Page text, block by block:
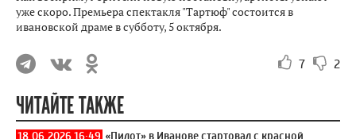
уже скоро. Премьера спектакля "Тартюф" состоится в
ивановской драме в субботу, 5 октября.
7 2
ЧИТАЙТЕ ТАКЖЕ
18.06.2026 16:49 «Пилот» в Иванове стартовал с красной